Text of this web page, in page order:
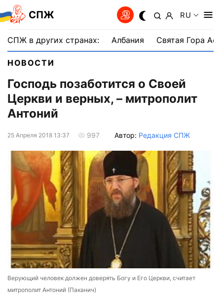
СПЖ RU
СПЖ в других странах: Албания Святая Гора
НОВОСТИ
Господь позаботится о Своей
Церкви и верных, – митрополит
Антоний
25 Апреля 2018 13:37 997 Автор: Редакция СПЖ
Верующий человек должен доверять Богу и Его Церкви, считает
митрополит Антоний (Паканич)